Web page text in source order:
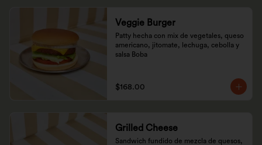
Veggie Burger
Patty hecha con mix de vegetales, queso
americano, jitomate, lechuga, cebolla y
salsa Boba
$168.00
Grilled Cheese
Sandwich fundido de mezcla de quesos,